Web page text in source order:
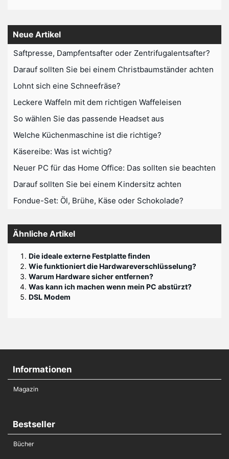
Neue Artikel
Saftpresse, Dampfentsafter oder Zentrifugalentsafter?
Darauf sollten Sie bei einem Christbaumständer achten
Lohnt sich eine Schneefräse?
Leckere Waffeln mit dem richtigen Waffeleisen
So wählen Sie das passende Headset aus
Welche Küchenmaschine ist die richtige?
Käsereibe: Was ist wichtig?
Neuer PC für das Home Office: Das sollten sie beachten
Darauf sollten Sie bei einem Kindersitz achten
Fondue-Set: Öl, Brühe, Käse oder Schokolade?
Ähnliche Artikel
Die ideale externe Festplatte finden
Wie funktioniert die Hardwareverschlüsselung?
Warum Hardware sicher entfernen?
Was kann ich machen wenn mein PC abstürzt?
DSL Modem
Informationen
Magazin
Bestseller
Bücher